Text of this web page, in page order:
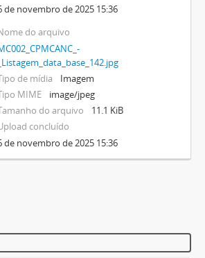
de novembro de 2025 15:36
do arquivo
_Listagem_data_base_142.jpg
de mídia
Imagem
MIME
image/jpeg
do arquivo
11.1 KiB
concluído
de novembro de 2025 15:36